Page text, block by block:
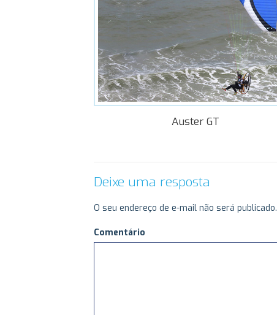
Auster GT
Deixe uma resposta
O seu endereço de e-mail não será publicado.
Comentário